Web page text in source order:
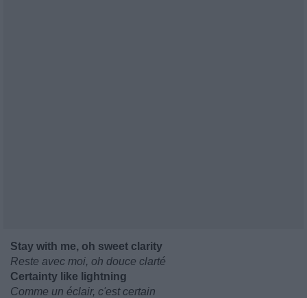
Stay with me, oh sweet clarity
Reste avec moi, oh douce clarté
Certainty like lightning
Comme un éclair, c'est certain